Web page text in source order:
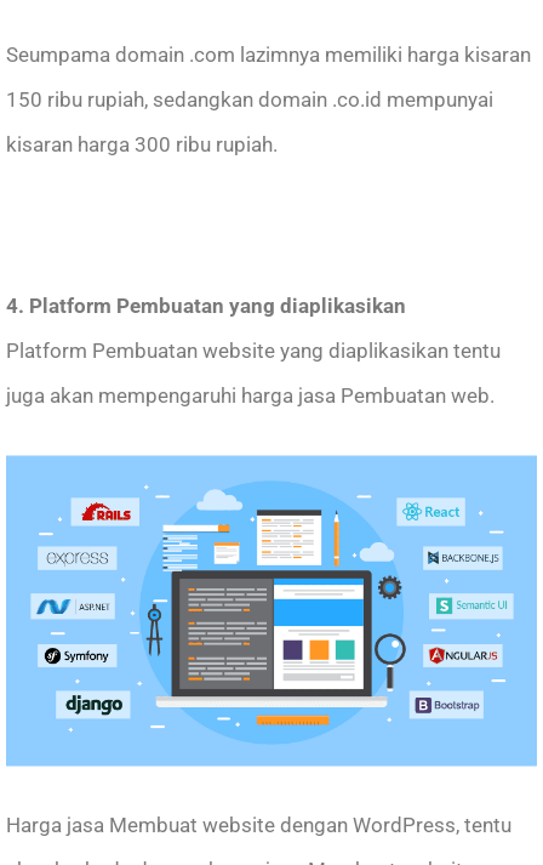
Seumpama domain .com lazimnya memiliki harga kisaran
150 ribu rupiah, sedangkan domain .co.id mempunyai
kisaran harga 300 ribu rupiah.
4. Platform Pembuatan yang diaplikasikan
Platform Pembuatan website yang diaplikasikan tentu
juga akan mempengaruhi harga jasa Pembuatan web.
Harga jasa Membuat website dengan WordPress, tentu